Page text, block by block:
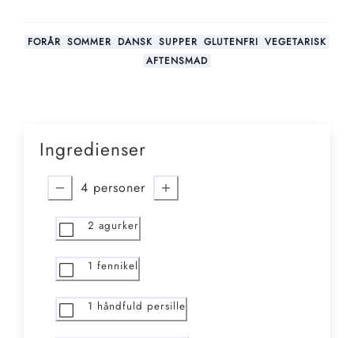
FORÅR SOMMER DANSK SUPPER GLUTENFRI VEGETARISK
AFTENSMAD
Ingredienser
4 personer
2 agurker
1 fennikel
1 håndfuld persille